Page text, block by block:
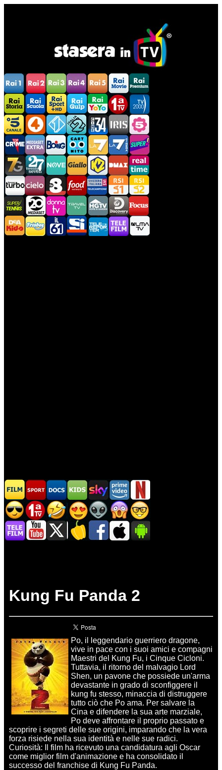
Kung Fu Panda 2
Po, il leggendario guerriero dragone,
vive in pace con i suoi amici e compagni
Maestri del Kung Fu, i Cinque Cicloni.
Tuttavia, il ritorno del malvagio Lord
Shen, un pavone che possiede un'arma
devastante in grado di sconfiggere il
kung fu stesso, minaccia di distruggere
tutto ciò che Po ama. Per salvare la
Cina e difendere la sua arte marziale,
Po deve affrontare il proprio passato e
scoprire i segreti delle sue origini, imparando che la vera
forza risiede nella sua identità e nelle sue radici.
Curiosità: Il film ha ricevuto una candidatura agli Oscar
come miglior film d'animazione e ha consolidato il
successo del franchise di Kung Fu Panda.